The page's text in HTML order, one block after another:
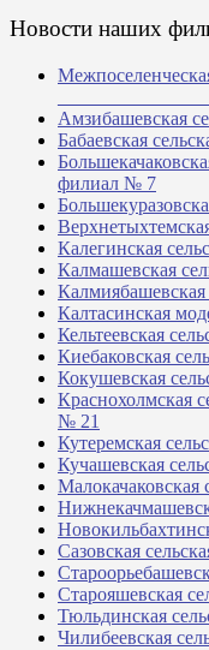
Новости наших
Амзибашевская
Бабаевская
филиал № 7
Калегинская
Калмашевская
Калтасинская
Кельтеевская
Киебаковская
Кокушевская
Краснохолмская
№ 21
Кутеремская
Кучашевская
Малокачаковская
Сазовская
Старояшевская
Тюльдинская
Чилибеевская